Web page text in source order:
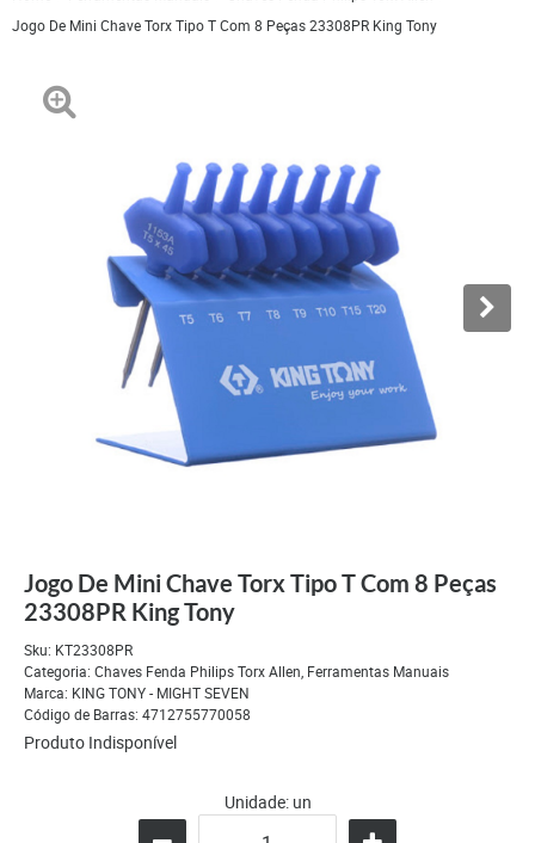
Jogo De Mini Chave Torx Tipo T Com 8 Peças 23308PR King Tony
Jogo De Mini Chave Torx Tipo T Com 8 Peças
23308PR King Tony
Sku: KT23308PR
Categoria: Chaves Fenda Philips Torx Allen, Ferramentas Manuais
Marca: KING TONY - MIGHT SEVEN
Código de Barras: 4712755770058
Produto Indisponível
Unidade: un